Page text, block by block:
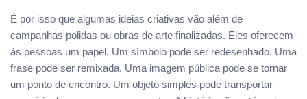
É por isso que algumas ideias criativas vão além de
campanhas polidas ou obras de arte finalizadas. Eles oferecem
às pessoas um papel. Um símbolo pode ser redesenhado. Uma
frase pode ser remixada. Uma imagem pública pode se tornar
um ponto de encontro. Um objeto simples pode transportar